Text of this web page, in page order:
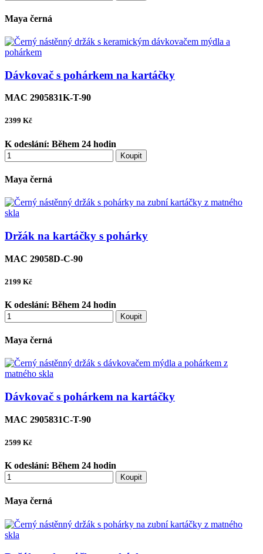
Maya černá
Dávkovač s pohárkem na kartáčky
MAC 2905831K-T-90
2399 Kč
K odeslání: Během 24 hodin
Koupit
Maya černá
Držák na kartáčky s pohárky
MAC 29058D-C-90
2199 Kč
K odeslání: Během 24 hodin
Koupit
Maya černá
Dávkovač s pohárkem na kartáčky
MAC 2905831C-T-90
2599 Kč
K odeslání: Během 24 hodin
Koupit
Maya černá